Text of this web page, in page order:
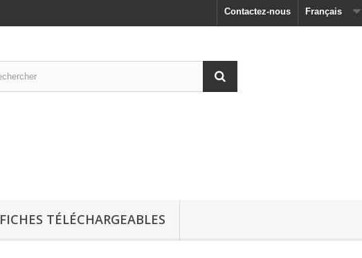
Français
Contactez-nous
FICHES TÉLÉCHARGEABLES